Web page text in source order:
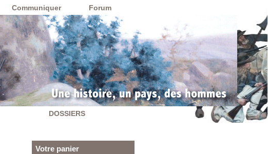
Communiquer Forum
DOSSIERS
Votre panier